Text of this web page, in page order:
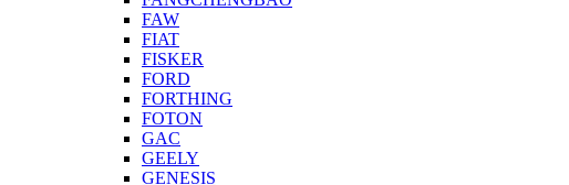
FAW
FIAT
FISKER
FORD
FORTHING
FOTON
GAC
GEELY
GENESIS